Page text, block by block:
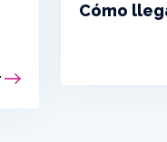
Cómo